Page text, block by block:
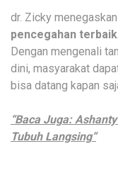
dr. Zicky
pencegahan terbaik
Dengan mengenali
dini, masyarakat
bisa datang kapan
“Baca Juga:
Tubuh Langsing“